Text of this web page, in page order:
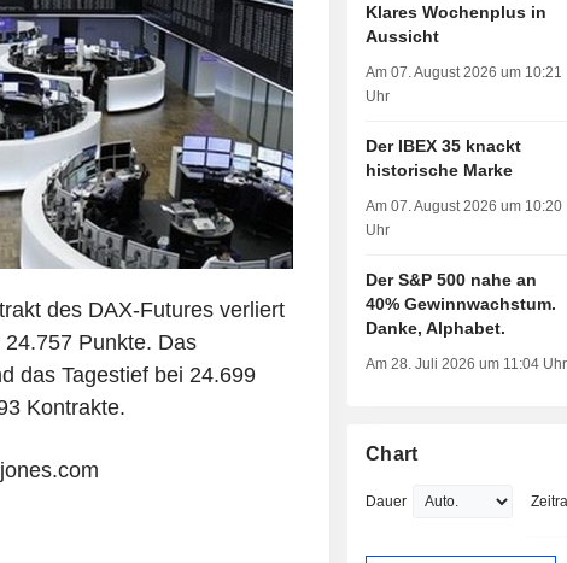
des DAX-Futures verliert
Punkte. Das
das Tagestief bei 24.699
Kontrakte.
Klares Wochenplus in
Aussicht
Am 07. August 2026 um 10:21
Uhr
Der IBEX 35 knackt
historische Marke
Am 07. August 2026 um 10:20
Uhr
Der S&P 500 nahe an
40% Gewinnwachstum.
Danke, Alphabet.
Am 28. Juli 2026 um 11:04 Uhr
Chart
Dauer